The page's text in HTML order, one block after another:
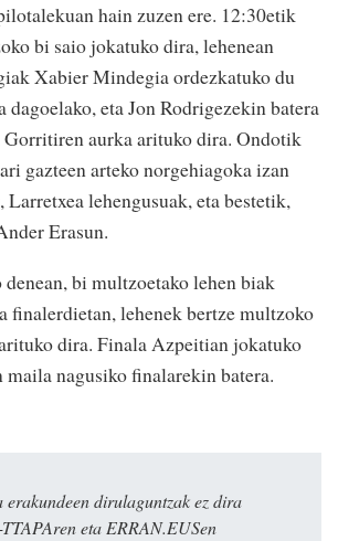
hain zuzen ere. 12:30etik
bi saio jokatuko dira, lehenean
Xabier Mindegia ordezkatuko du
dagoelako, eta Jon Rodrigezekin batera
aurka arituko dira. Ondotik
gazteen arteko norgehiagoka izan
lehengusuak, eta bestetik,
Erasun.
bi multzoetako lehen biak
finalerdietan, lehenek bertze multzoko
dira. Finala Azpeitian jokatuko
maila nagusiko finalarekin batera.
erakundeen dirulaguntzak ez dira
eta ERRAN.EUSen